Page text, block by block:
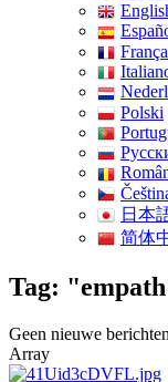
Polski
日本
简体
Tag:
Geen nieuwe
Array